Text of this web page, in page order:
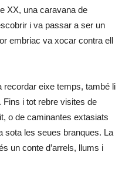
XX, una caravana de
i va passar a ser un
embriac va xocar contra ell
recordar eixe temps, també li
Fins i tot rebre visites de
o de caminantes extasiats
sota les seues branques. La
un conte d’arrels, llums i